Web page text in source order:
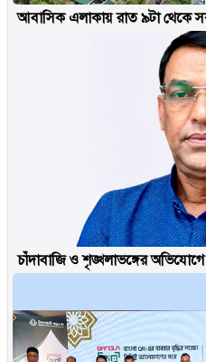
আবাসিক এলাকায় রাত ৯টা থেকে
চাঁদাবাজি ও শৃঙ্খলাভঙ্গের